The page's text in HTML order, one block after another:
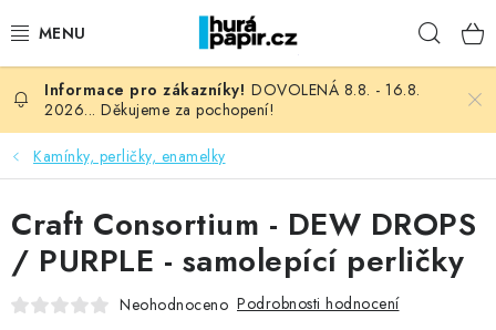
na
NOVINKY
HURÁ DÍLNA
VŠECHNO ZBOŽÍ
KNIHAŘSKÝ MATERIÁL
DOVOLENÁ 8.8. - 16.8.
2026... Děkujeme za pochopení!
Kamínky, perličky, enamelky
Craft Consortium - DEW DROPS
/ PURPLE - samolepící perličky
Neohodnoceno Podrobnosti hodnocení